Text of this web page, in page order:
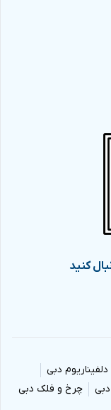
کنید
دلفیناریوم دبی
دبی
چرخ و فلک دبی